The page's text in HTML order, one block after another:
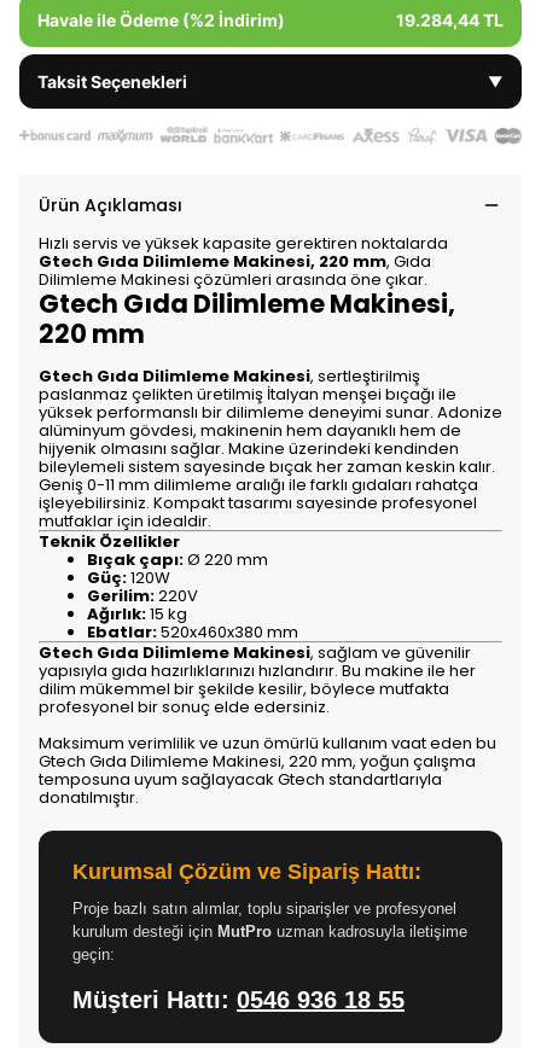
Havale ile Ödeme (%2 İndirim) 19.284,44 TL
Taksit Seçenekleri ▼
Ürün Açıklaması
Hızlı servis ve yüksek kapasite gerektiren noktalarda
Gtech Gıda Dilimleme Makinesi, 220 mm, Gıda
Dilimleme Makinesi çözümleri arasında öne çıkar.
Gtech Gıda Dilimleme Makinesi,
220 mm
Gtech Gıda Dilimleme Makinesi, sertleştirilmiş
paslanmaz çelikten üretilmiş İtalyan menşei bıçağı ile
yüksek performanslı bir dilimleme deneyimi sunar. Adonize
alüminyum gövdesi, makinenin hem dayanıklı hem de
hijyenik olmasını sağlar. Makine üzerindeki kendinden
bileylemeli sistem sayesinde bıçak her zaman keskin kalır.
Geniş 0-11 mm dilimleme aralığı ile farklı gıdaları rahatça
işleyebilirsiniz. Kompakt tasarımı sayesinde profesyonel
mutfaklar için idealdir.
Teknik Özellikler
Bıçak çapı:Ø 220 mm
Güç:120W
Gerilim:220V
Ağırlık:15 kg
Ebatlar:520x460x380 mm
Gtech Gıda Dilimleme Makinesi, sağlam ve güvenilir
yapısıyla gıda hazırlıklarınızı hızlandırır. Bu makine ile her
dilim mükemmel bir şekilde kesilir, böylece mutfakta
profesyonel bir sonuç elde edersiniz.
Maksimum verimlilik ve uzun ömürlü kullanım vaat eden bu
Gtech Gıda Dilimleme Makinesi, 220 mm, yoğun çalışma
temposuna uyum sağlayacak Gtech standartlarıyla
donatılmıştır.
Kurumsal Çözüm ve Sipariş Hattı:
Proje bazlı satın alımlar, toplu siparişler ve profesyonel
kurulum desteği için MutPro uzman kadrosuyla iletişime
geçin:
Müşteri Hattı: 0546 936 18 55